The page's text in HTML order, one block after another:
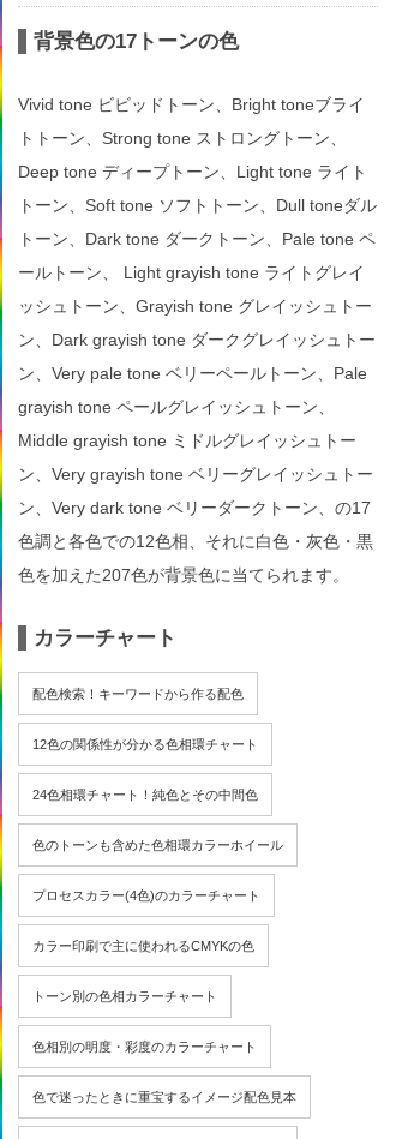
背景色の17トーンの色
Vivid tone ビビッドトーン、Bright toneブライ
トトーン、Strong tone ストロングトーン、
Deep tone ディープトーン、Light tone ライト
トーン、Soft tone ソフトトーン、Dull toneダル
トーン、Dark tone ダークトーン、Pale tone ペ
ールトーン、 Light grayish tone ライトグレイ
ッシュトーン、Grayish tone グレイッシュトー
ン、Dark grayish tone ダークグレイッシュトー
ン、Very pale tone ベリーペールトーン、Pale
grayish tone ペールグレイッシュトーン、
Middle grayish tone ミドルグレイッシュトー
ン、Very grayish tone ベリーグレイッシュトー
ン、Very dark tone ベリーダークトーン、の17
色調と各色での12色相、それに白色・灰色・黒
色を加えた207色が背景色に当てられます。
カラーチャート
配色検索！キーワードから作る配色
12色の関係性が分かる色相環チャート
24色相環チャート！純色とその中間色
色のトーンも含めた色相環カラーホイール
プロセスカラー(4色)のカラーチャート
カラー印刷で主に使われるCMYKの色
トーン別の色相カラーチャート
色相別の明度・彩度のカラーチャート
色で迷ったときに重宝するイメージ配色見本